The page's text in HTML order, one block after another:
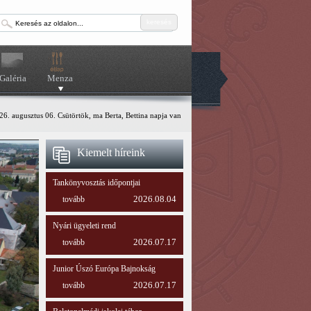
Galéria Menza
augusztus 06. Csütörtök, ma Berta, Bettina napja van
Kiemelt híreink
Tankönyvosztás időpontjai
tovább 2026.08.04
Nyári ügyeleti rend
tovább 2026.07.17
Junior Úszó Európa Bajnokság
tovább 2026.07.17